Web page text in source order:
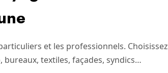
et les professionnels. Choisissez
textiles, façades, syndics…